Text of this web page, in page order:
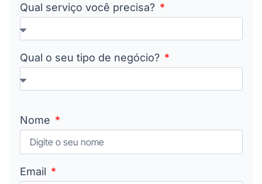
Qual serviço você precisa?
Qual o seu tipo de negócio?
Nome
Email